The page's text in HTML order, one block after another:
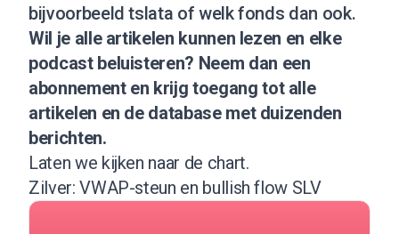
bijvoorbeeld tslata of welk fonds dan ook.
Wil je alle artikelen kunnen lezen en elke
podcast beluisteren? Neem dan een
abonnementen krijg toegang tot alle
artikelen en de database met duizenden
berichten.
Laten we kijken naar de chart.
Zilver: VWAP-steun en bullish flow SLV